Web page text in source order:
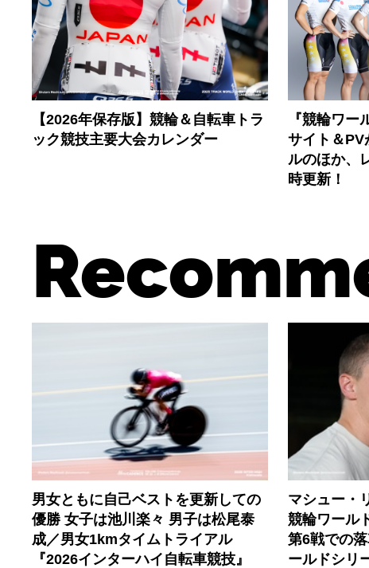
【2026年保存版】競輪＆自転車トラ
ック競技主要大会カレンダー
『競輪ワ
サイト＆PV
ルのほか、
時更新！
男女ともに自己ベストを更新しての
優勝 女子は池川楽々 男子は松尾泰
成／男女1kmタイムトライアル
『2026インターハイ自転車競技』
マシュー・
競輪ワール
第6戦での
ールドシリ